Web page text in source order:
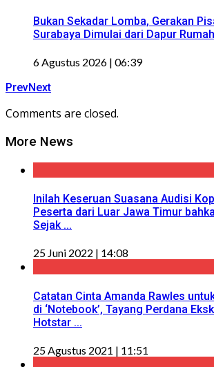
Bukan Sekadar Lomba, Gerakan
Surabaya Dimulai dari Dapur Rumah
6 Agustus 2026 | 06:39
PrevNext
Comments are closed.
More News
Inilah Keseruan Suasana Audisi
Peserta dari Luar Jawa Timur
Sejak ...
25 Juni 2022 | 14:08
Catatan Cinta Amanda Rawles
di ‘Notebook’, Tayang Perdana
Hotstar ...
25 Agustus 2021 | 11:51